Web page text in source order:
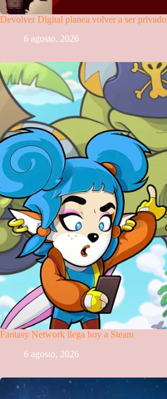
Devolver Digital planea volver a ser privado
6 agosto, 2026
Fantasy Network llega hoy a Steam
6 agosto, 2026